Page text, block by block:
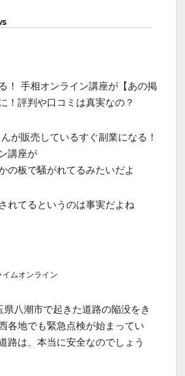
！ 手相オンライン講座が【あの掲
！評判や口コミは真実なの？
が販売しているすぐ副業になる！
講座が
の板で騒がれてるみたいだよ
れてるというのは事実だよね
イムオンライン
県八潮市で起きた道路の陥没をき
各地でも緊急点検が始まってい
路は、本当に安全なのでしょう